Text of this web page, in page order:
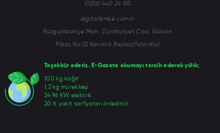
Teşekkür ederiz. E-Gazete okumayı tercih ederek yıllık;
100 kg kağıt
1.3 kg mürekkep
24.96 KW elektrik
20 lt yakıt sarfiyatını önlediniz
(0216) 440 24 00
digital@nbe.com.tr
Rüzgarlıbahçe Mah. Cumhuriyet Cad. Gülsan
Plaza No:22 Kavacık Beykoz/İstanbul